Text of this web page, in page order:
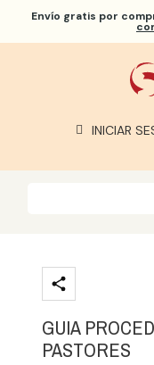
Envío gratis por
INICIAR
GUIA
PASTORES